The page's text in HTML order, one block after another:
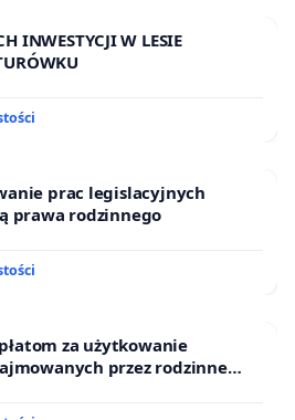
INWESTYCJI W LESIE
prac legislacyjnych
prawa rodzinnego
za użytkowanie
przez rodzinne